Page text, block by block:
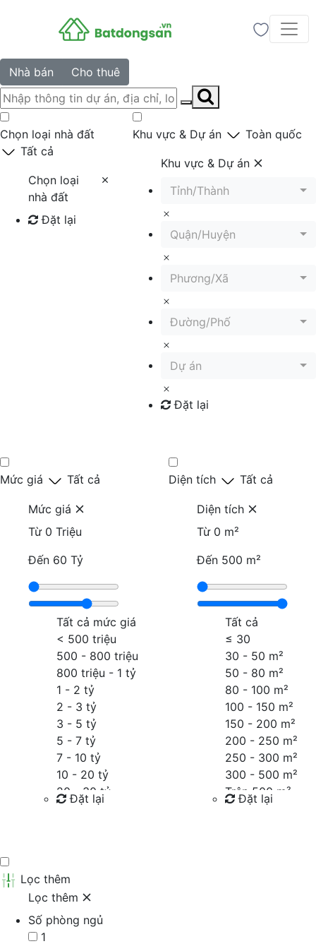
Nhà bán Cho thuê
Chọn loại nhà đất
Tất cả
Chọn loại
nhà đất
Đặt lại
Khu vực & Dự án Toàn quốc
Khu vực & Dự án
Tỉnh/Thành
Quận/Huyện
Phương/Xã
Đường/Phố
Dự án
Đặt lại
Mức giá Tất cả
Mức giá
Từ 0 Triệu
Đến 60 Tỷ
Tất cả mức giá
< 500 triệu
500 - 800 triệu
800 triệu - 1 tỷ
1 - 2 tỷ
2 - 3 tỷ
3 - 5 tỷ
5 - 7 tỷ
7 - 10 tỷ
10 - 20 tỷ
20 - 30 tỷ
30 - 40 tỷ
Đặt lại
Diện tích Tất cả
Diện tích
Từ 0 m²
Đến 500 m²
Tất cả
≤ 30
30 - 50 m²
50 - 80 m²
80 - 100 m²
100 - 150 m²
150 - 200 m²
200 - 250 m²
250 - 300 m²
300 - 500 m²
Trên 500 m²
Đặt lại
Lọc thêm
Lọc thêm
Số phòng ngủ
1